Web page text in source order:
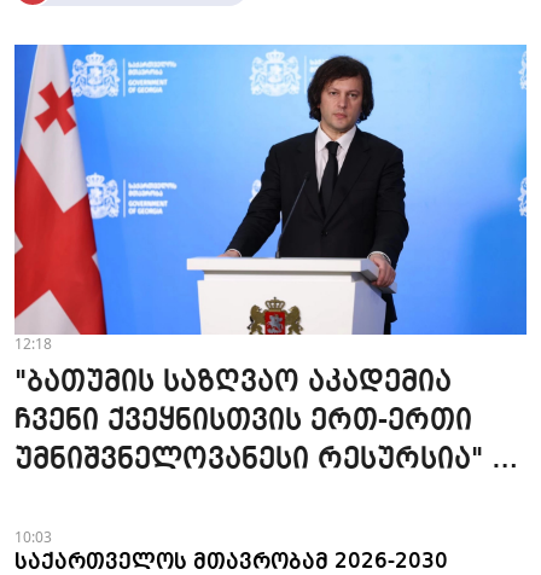
12:18
"ბათუმის საზღვაო აკადემია
ჩვენი ქვეყნისთვის ერთ-ერთი
უმნიშვნელოვანესი რესურსია" -
10:03
საქართველოს მთავრობამ 2026-2030